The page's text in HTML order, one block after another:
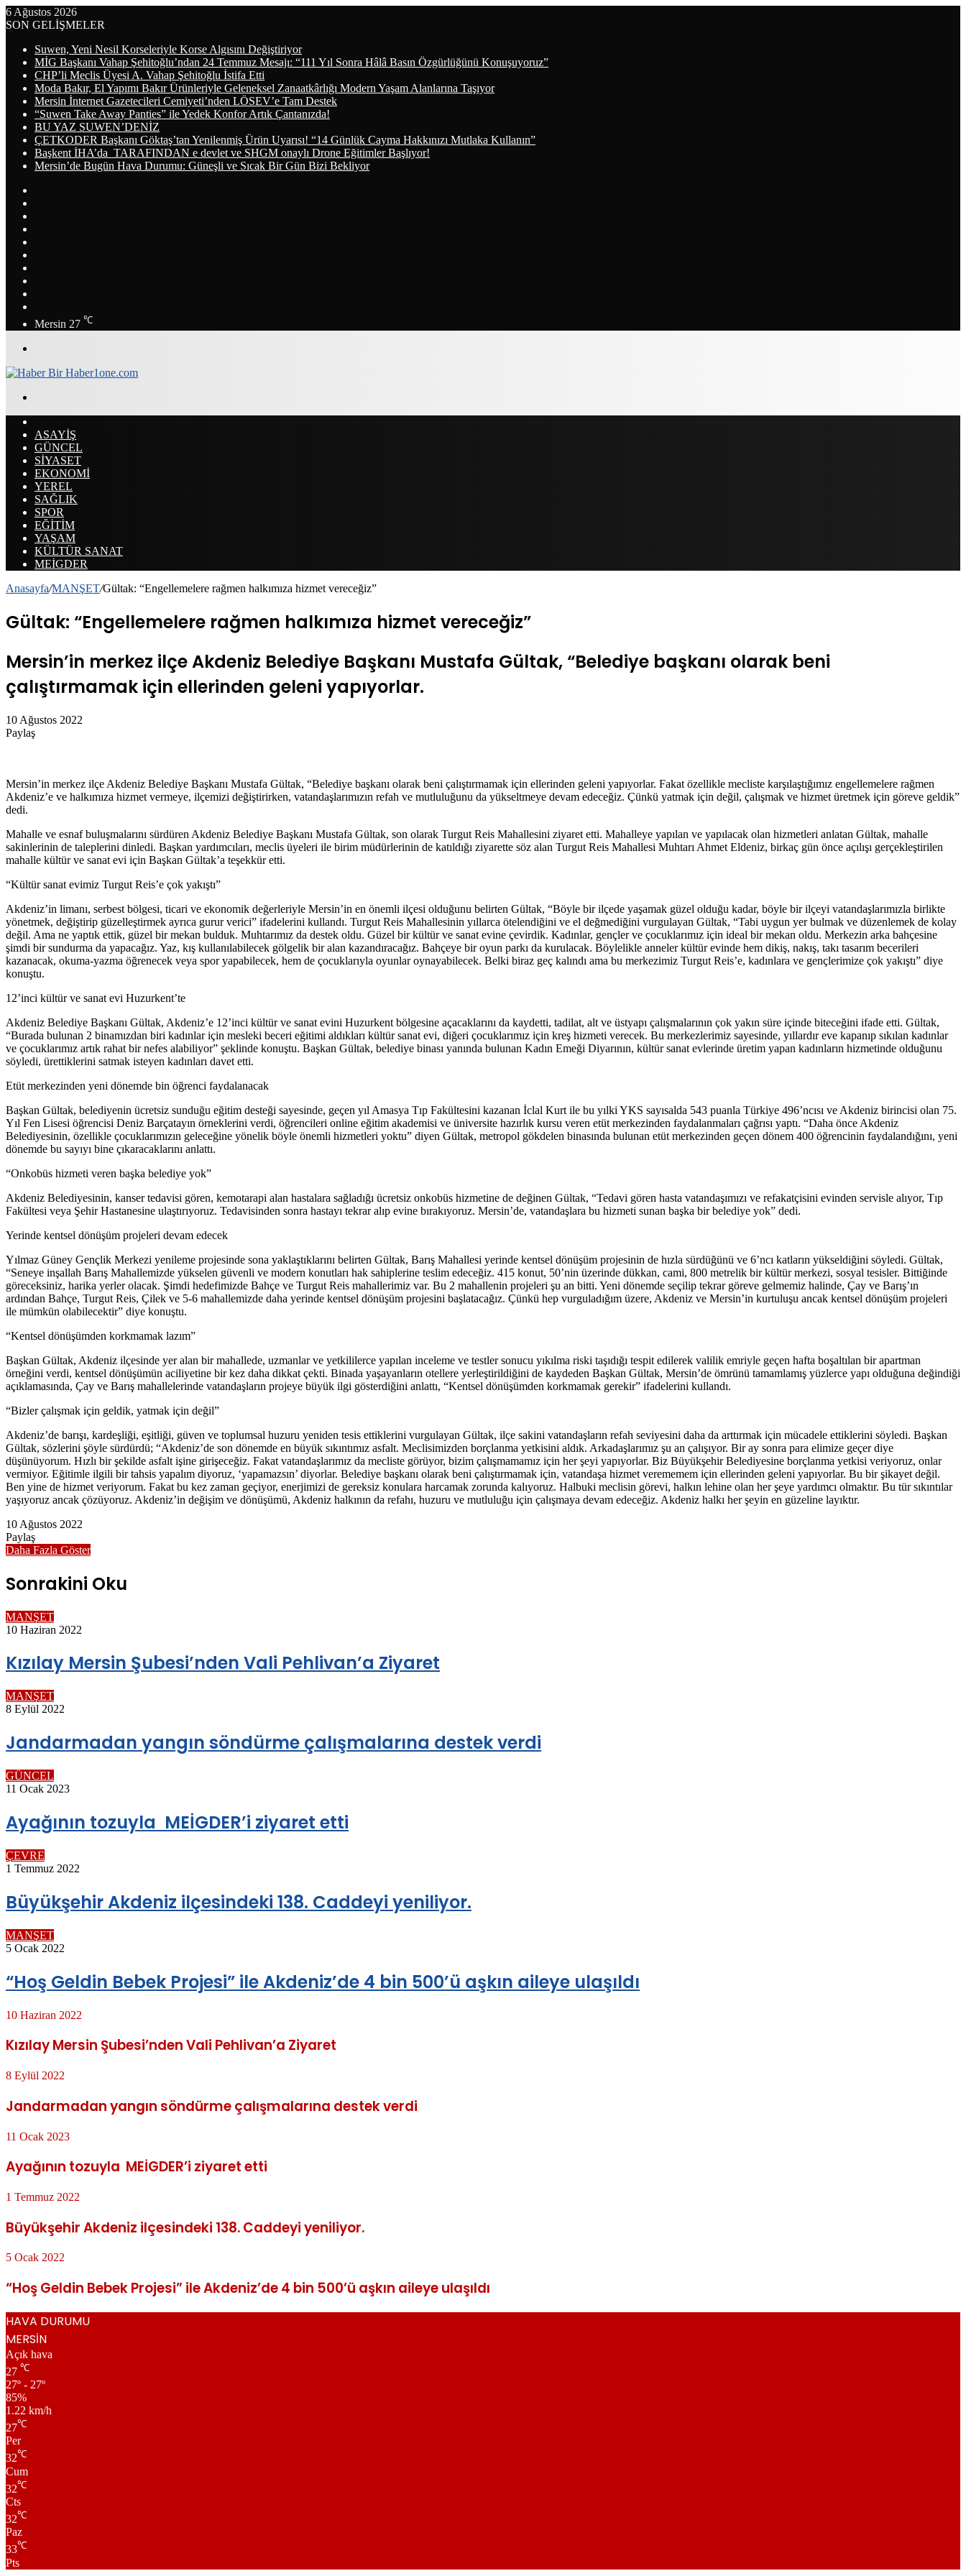
6 Ağustos 2026
SON GELİŞMELER
Suwen, Yeni Nesil Korseleriyle Korse Algısını Değiştiriyor
MİG Başkanı Vahap Şehitoğlu’ndan 24 Temmuz Mesajı: “111 Yıl Sonra Hâlâ Basın Özgürlüğünü Konuşuyoruz”
CHP’li Meclis Üyesi A. Vahap Şehitoğlu İstifa Etti
Moda Bakır, El Yapımı Bakır Ürünleriyle Geleneksel Zanaatkârlığı Modern Yaşam Alanlarına Taşıyor
Mersin İnternet Gazetecileri Cemiyeti’nden LÖSEV’e Tam Destek
“Suwen Take Away Panties” ile Yedek Konfor Artık Çantanızda!
BU YAZ SUWEN’DENİZ
ÇETKODER Başkanı Göktaş’tan Yenilenmiş Ürün Uyarısı! “14 Günlük Cayma Hakkınızı Mutlaka Kullanın”
Başkent İHA’da TARAFINDAN e devlet ve SHGM onaylı Drone Eğitimler Başlıyor!
Mersin’de Bugün Hava Durumu: Güneşli ve Sıcak Bir Gün Bizi Bekliyor
Mersin 27 ℃
ASAYİŞ
GÜNCEL
SİYASET
EKONOMİ
YEREL
SAĞLIK
SPOR
EĞİTİM
YAŞAM
KÜLTÜR SANAT
MEİGDER
Anasayfa/MANŞET/Gültak: “Engellemelere rağmen halkımıza hizmet vereceğiz”
Gültak: “Engellemelere rağmen halkımıza hizmet vereceğiz”
Mersin’in merkez ilçe Akdeniz Belediye Başkanı Mustafa Gültak, “Belediye başkanı olarak beni
çalıştırmamak için ellerinden geleni yapıyorlar.
10 Ağustos 2022
Paylaş
paylaş
Mersin’in merkez ilçe Akdeniz Belediye Başkanı Mustafa Gültak, “Belediye başkanı olarak beni çalıştırmamak için ellerinden geleni yapıyorlar. Fakat özellikle mecliste karşılaştığımız engellemelere rağmen
Akdeniz’e ve halkımıza hizmet vermeye, ilçemizi değiştirirken, vatandaşlarımızın refah ve mutluluğunu da yükseltmeye devam edeceğiz. Çünkü yatmak için değil, çalışmak ve hizmet üretmek için göreve geldik”
dedi.
Mahalle ve esnaf buluşmalarını sürdüren Akdeniz Belediye Başkanı Mustafa Gültak, son olarak Turgut Reis Mahallesini ziyaret etti. Mahalleye yapılan ve yapılacak olan hizmetleri anlatan Gültak, mahalle
sakinlerinin de taleplerini dinledi. Başkan yardımcıları, meclis üyeleri ile birim müdürlerinin de katıldığı ziyarette söz alan Turgut Reis Mahallesi Muhtarı Ahmet Eldeniz, birkaç gün önce açılışı gerçekleştirilen
mahalle kültür ve sanat evi için Başkan Gültak’a teşekkür etti.
“Kültür sanat evimiz Turgut Reis’e çok yakıştı”
Akdeniz’in limanı, serbest bölgesi, ticari ve ekonomik değerleriyle Mersin’in en önemli ilçesi olduğunu belirten Gültak, “Böyle bir ilçede yaşamak güzel olduğu kadar, böyle bir ilçeyi vatandaşlarımızla birlikte
yönetmek, değiştirip güzelleştirmek ayrıca gurur verici” ifadelerini kullandı. Turgut Reis Mahallesinin yıllarca ötelendiğini ve el değmediğini vurgulayan Gültak, “Tabi uygun yer bulmak ve düzenlemek de kolay
değil. Ama ne yaptık ettik, güzel bir mekan bulduk. Muhtarımız da destek oldu. Güzel bir kültür ve sanat evine çevirdik. Kadınlar, gençler ve çocuklarımız için ideal bir mekan oldu. Merkezin arka bahçesine
şimdi bir sundurma da yapacağız. Yaz, kış kullanılabilecek gölgelik bir alan kazandıracağız. Bahçeye bir oyun parkı da kurulacak. Böylelikle anneler kültür evinde hem dikiş, nakış, takı tasarım becerileri
kazanacak, okuma-yazma öğrenecek veya spor yapabilecek, hem de çocuklarıyla oyunlar oynayabilecek. Belki biraz geç kalındı ama bu merkezimiz Turgut Reis’e, kadınlara ve gençlerimize çok yakıştı” diye
konuştu.
12’inci kültür ve sanat evi Huzurkent’te
Akdeniz Belediye Başkanı Gültak, Akdeniz’e 12’inci kültür ve sanat evini Huzurkent bölgesine açacaklarını da kaydetti, tadilat, alt ve üstyapı çalışmalarının çok yakın süre içinde biteceğini ifade etti. Gültak,
“Burada bulunan 2 binamızdan biri kadınlar için mesleki beceri eğitimi aldıkları kültür sanat evi, diğeri çocuklarımız için kreş hizmeti verecek. Bu merkezlerimiz sayesinde, yıllardır eve kapanıp sıkılan kadınlar
ve çocuklarımız artık rahat bir nefes alabiliyor” şeklinde konuştu. Başkan Gültak, belediye binası yanında bulunan Kadın Emeği Diyarının, kültür sanat evlerinde üretim yapan kadınların hizmetinde olduğunu
söyledi, ürettiklerini satmak isteyen kadınları davet etti.
Etüt merkezinden yeni dönemde bin öğrenci faydalanacak
Başkan Gültak, belediyenin ücretsiz sunduğu eğitim desteği sayesinde, geçen yıl Amasya Tıp Fakültesini kazanan İclal Kurt ile bu yılki YKS sayısalda 543 puanla Türkiye 496’ncısı ve Akdeniz birincisi olan 75.
Yıl Fen Lisesi öğrencisi Deniz Barçatayın örneklerini verdi, öğrencileri online eğitim akademisi ve üniversite hazırlık kursu veren etüt merkezinden faydalanmaları çağrısı yaptı. “Daha önce Akdeniz
Belediyesinin, özellikle çocuklarımızın geleceğine yönelik böyle önemli hizmetleri yoktu” diyen Gültak, metropol gökdelen binasında bulunan etüt merkezinden geçen dönem 400 öğrencinin faydalandığını, yeni
dönemde bu sayıyı bine çıkaracaklarını anlattı.
“Onkobüs hizmeti veren başka belediye yok”
Akdeniz Belediyesinin, kanser tedavisi gören, kemotarapi alan hastalara sağladığı ücretsiz onkobüs hizmetine de değinen Gültak, “Tedavi gören hasta vatandaşımızı ve refakatçisini evinden servisle alıyor, Tıp
Fakültesi veya Şehir Hastanesine ulaştırıyoruz. Tedavisinden sonra hastayı tekrar alıp evine bırakıyoruz. Mersin’de, vatandaşlara bu hizmeti sunan başka bir belediye yok” dedi.
Yerinde kentsel dönüşüm projeleri devam edecek
Yılmaz Güney Gençlik Merkezi yenileme projesinde sona yaklaştıklarını belirten Gültak, Barış Mahallesi yerinde kentsel dönüşüm projesinin de hızla sürdüğünü ve 6’ncı katların yükseldiğini söyledi. Gültak,
“Seneye inşallah Barış Mahallemizde yükselen güvenli ve modern konutları hak sahiplerine teslim edeceğiz. 415 konut, 50’nin üzerinde dükkan, cami, 800 metrelik bir kültür merkezi, sosyal tesisler. Bittiğinde
göreceksiniz, harika yerler olacak. Şimdi hedefimizde Bahçe ve Turgut Reis mahallerimiz var. Bu 2 mahallenin projeleri şu an bitti. Yeni dönemde seçilip tekrar göreve gelmemiz halinde, Çay ve Barış’ın
ardından Bahçe, Turgut Reis, Çilek ve 5-6 mahallemizde daha yerinde kentsel dönüşüm projesini başlatacağız. Çünkü hep vurguladığım üzere, Akdeniz ve Mersin’in kurtuluşu ancak kentsel dönüşüm projeleri
ile mümkün olabilecektir” diye konuştu.
“Kentsel dönüşümden korkmamak lazım”
Başkan Gültak, Akdeniz ilçesinde yer alan bir mahallede, uzmanlar ve yetkililerce yapılan inceleme ve testler sonucu yıkılma riski taşıdığı tespit edilerek valilik emriyle geçen hafta boşaltılan bir apartman
örneğini verdi, kentsel dönüşümün aciliyetine bir kez daha dikkat çekti. Binada yaşayanların otellere yerleştirildiğini de kaydeden Başkan Gültak, Mersin’de ömrünü tamamlamış yüzlerce yapı olduğuna değindiği
açıklamasında, Çay ve Barış mahallelerinde vatandaşların projeye büyük ilgi gösterdiğini anlattı, “Kentsel dönüşümden korkmamak gerekir” ifadelerini kullandı.
“Bizler çalışmak için geldik, yatmak için değil”
Akdeniz’de barışı, kardeşliği, eşitliği, güven ve toplumsal huzuru yeniden tesis ettiklerini vurgulayan Gültak, ilçe sakini vatandaşların refah seviyesini daha da arttırmak için mücadele ettiklerini söyledi. Başkan
Gültak, sözlerini şöyle sürdürdü; “Akdeniz’de son dönemde en büyük sıkıntımız asfalt. Meclisimizden borçlanma yetkisini aldık. Arkadaşlarımız şu an çalışıyor. Bir ay sonra para elimize geçer diye
düşünüyorum. Hızlı bir şekilde asfalt işine girişeceğiz. Fakat vatandaşlarımız da mecliste görüyor, bizim çalışmamamız için her şeyi yapıyorlar. Biz Büyükşehir Belediyesine borçlanma yetkisi veriyoruz, onlar
vermiyor. Eğitimle ilgili bir tahsis yapalım diyoruz, ‘yapamazsın’ diyorlar. Belediye başkanı olarak beni çalıştırmamak için, vatandaşa hizmet verememem için ellerinden geleni yapıyorlar. Bu bir şikayet değil.
Ben yine de hizmet veriyorum. Fakat bu kez zaman geçiyor, enerjimizi de gereksiz konulara harcamak zorunda kalıyoruz. Halbuki meclisin görevi, halkın lehine olan her şeye yardımcı olmaktır. Bu tür sıkıntılar
yaşıyoruz ancak çözüyoruz. Akdeniz’in değişim ve dönüşümü, Akdeniz halkının da refahı, huzuru ve mutluluğu için çalışmaya devam edeceğiz. Akdeniz halkı her şeyin en güzeline layıktır.
10 Ağustos 2022
Paylaş
Facebook
Twitter
LinkedIn
Messenger
Messenger
WhatsApp
Telegram
E-
ile
paylaş
Yazdır
Daha Fazla Göster
Sonrakini Oku
MANŞET
10 Haziran 2022
Kızılay Mersin Şubesi’nden Vali Pehlivan’a Ziyaret
MANŞET
8 Eylül 2022
Jandarmadan yangın söndürme çalışmalarına destek verdi
GÜNCEL
11 Ocak 2023
Ayağının tozuyla MEİGDER’i ziyaret etti
ÇEVRE
1 Temmuz 2022
Büyükşehir Akdeniz ilçesindeki 138. Caddeyi yeniliyor.
MANŞET
5 Ocak 2022
“Hoş Geldin Bebek Projesi” ile Akdeniz’de 4 bin 500’ü aşkın aileye ulaşıldı
10 Haziran 2022
Kızılay Mersin Şubesi’nden Vali Pehlivan’a Ziyaret
8 Eylül 2022
Jandarmadan yangın söndürme çalışmalarına destek verdi
11 Ocak 2023
Ayağının tozuyla MEİGDER’i ziyaret etti
1 Temmuz 2022
Büyükşehir Akdeniz ilçesindeki 138. Caddeyi yeniliyor.
5 Ocak 2022
“Hoş Geldin Bebek Projesi” ile Akdeniz’de 4 bin 500’ü aşkın aileye ulaşıldı
HAVA DURUMU
MERSİN
Açık hava
27 ℃
27º - 27º
85%
1.22 km/h
27℃
Per
32℃
Cum
32℃
Cts
32℃
Paz
33℃
Pts